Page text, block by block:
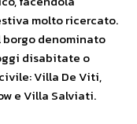
molto ricercato.
borgo denominato
disabitate o
Villa De Viti,
e Villa Salviati.